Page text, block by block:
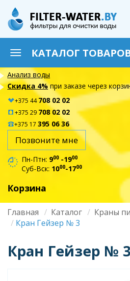
Перейти
основному
содержанию
ToggleКАТАЛОГ
Анализ воды
Скидка 4%при заказе через
+375 44708 02 02
+375 29 708 02 02
+375 17 395 06 36
Позвоните мне
Пн-Птн: 900 -1900
Суб-Вск: 1000-1700
Корзина
Строка
навигации
Главная Каталог
Краны
Кран Гейзер № 3
Кран Гейзер № 3